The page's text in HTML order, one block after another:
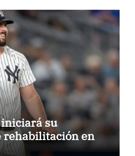
iniciará su
rehabilitación en